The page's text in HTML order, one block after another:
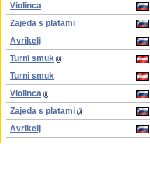
Violinca
Zajeda s platami
Avrikelj
Turni smuk
Turni smuk
Violinca
Zajeda s platami
Avrikelj